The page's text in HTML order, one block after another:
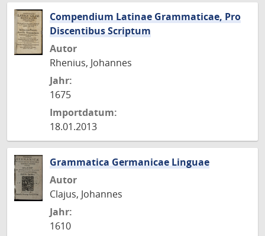
Compendium Latinae Grammaticae, Pro
Discentibus Scriptum
Autor
Rhenius, Johannes
Jahr:
1675
Importdatum:
18.01.2013
Grammatica Germanicae Linguae
Autor
Clajus, Johannes
Jahr:
1610